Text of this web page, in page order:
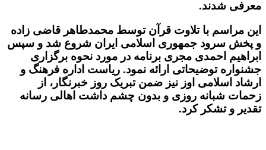
معرفی شدند.
این مراسم با تلاوت قرآن توسط محمدطاهر قاضی زاده
و پخش سرود جمهوری اسلامی ایران شروع شد و سپس
ابراهیم احمدی مجری برنامه در مورد نحوه برگزاری
جشنواره توضیحاتی ارائه نمود. ریاست اداره فرهنگ و
ارشاد اسلامی اوز نیز ضمن تبریک روز خبرنگار، از
زحمات شبانه روزی و بدون چشم داشت اهالی رسانه
تقدیر و تشکر کرد.